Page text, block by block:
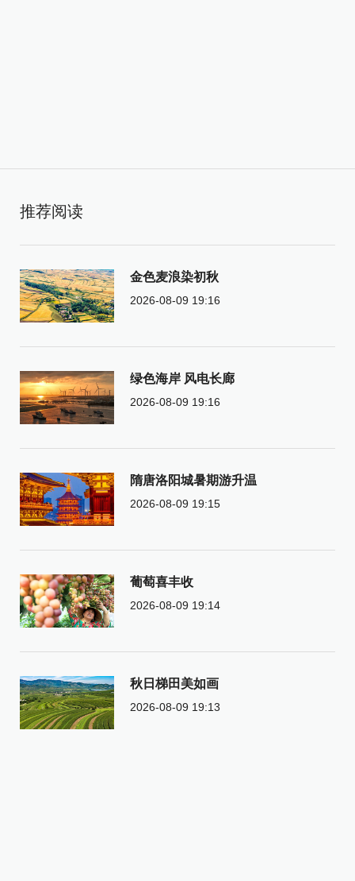
推荐阅读
金色麦浪染初秋
2026-08-09 19:16
绿色海岸 风电长廊
2026-08-09 19:16
隋唐洛阳城暑期游升温
2026-08-09 19:15
葡萄喜丰收
2026-08-09 19:14
秋日梯田美如画
2026-08-09 19:13